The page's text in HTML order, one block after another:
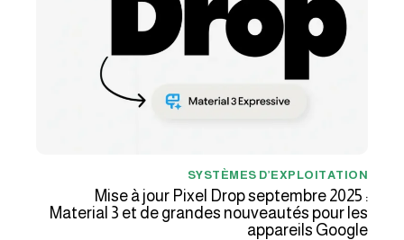
SYSTÈMES D’EXPLOITATION
Mise à jour Pixel Drop septembre 2025 :
Material 3 et de grandes nouveautés pour les
appareils Google